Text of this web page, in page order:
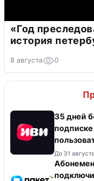
«Год
история
8 августа 0
35 дней
До 31